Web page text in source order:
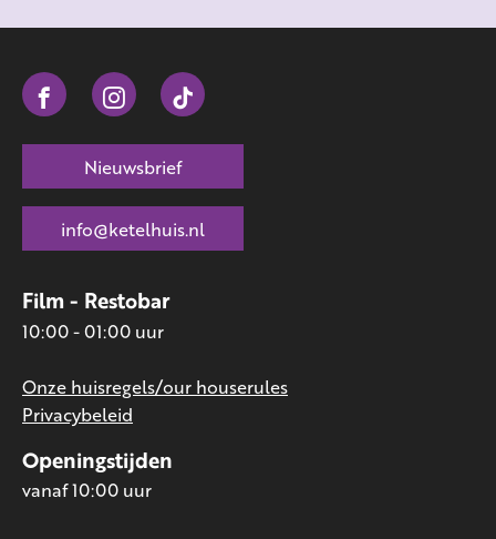
Openingstijden
vanaf 10:00 uur
Film - Restobar
10:00 - 01:00 uur
Onze huisregels/our houserules
Privacybeleid
Nieuwsbrief
info@ketelhuis.nl